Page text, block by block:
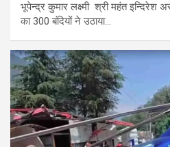
भूपेन्द्र कुमार लक्ष्मी श्री महंत इन्दिरेश
का 300 बंदियों ने उठाया…